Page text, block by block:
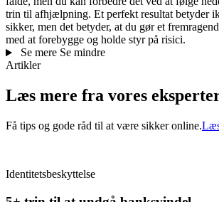
trin til afhjælpning. Et perfekt resultat betyder
sikker, men det betyder, at du gør et
med at forebygge og holde styr på risici.
Se mere Se mindre
Artikler
Læs mere fra vores
Få tips og gode råd til at være sikker online.
Identitetsbeskyttelse